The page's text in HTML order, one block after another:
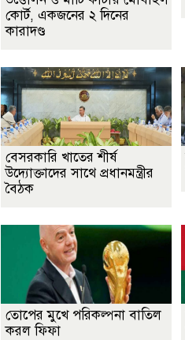
কোর্ট, একজনের ২ দিনের
কারাদণ্ড
বেসরকারি খাতের শীর্ষ
উদ্যোক্তাদের সাথে প্রধানমন্ত্রীর
বৈঠক
তোপের মুখে পরিকল্পনা বাতিল
করল ফিফা